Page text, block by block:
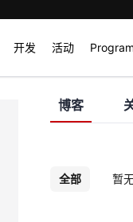
开发 活动
博客
全部 暂